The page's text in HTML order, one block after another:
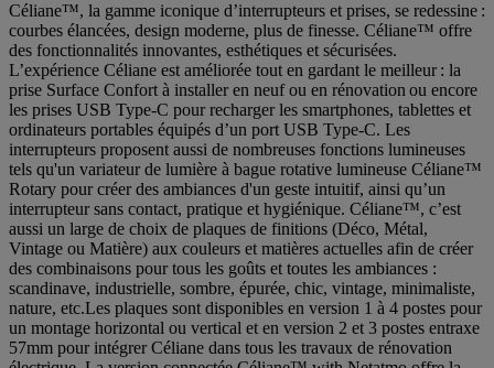
Céliane™, la gamme iconique d’interrupteurs et prises, se redessine :
courbes élancées, design moderne, plus de finesse. Céliane™ offre
des fonctionnalités innovantes, esthétiques et sécurisées.
L’expérience Céliane est améliorée tout en gardant le meilleur : la
prise Surface Confort à installer en neuf ou en rénovation ou encore
les prises USB Type-C pour recharger les smartphones, tablettes et
ordinateurs portables équipés d’un port USB Type-C. Les
interrupteurs proposent aussi de nombreuses fonctions lumineuses
tels qu'un variateur de lumière à bague rotative lumineuse Céliane™
Rotary pour créer des ambiances d'un geste intuitif, ainsi qu’un
interrupteur sans contact, pratique et hygiénique. Céliane™, c’est
aussi un large de choix de plaques de finitions (Déco, Métal,
Vintage ou Matière) aux couleurs et matières actuelles afin de créer
des combinaisons pour tous les goûts et toutes les ambiances :
scandinave, industrielle, sombre, épurée, chic, vintage, minimaliste,
nature, etc.Les plaques sont disponibles en version 1 à 4 postes pour
un montage horizontal ou vertical et en version 2 et 3 postes entraxe
57mm pour intégrer Céliane dans tous les travaux de rénovation